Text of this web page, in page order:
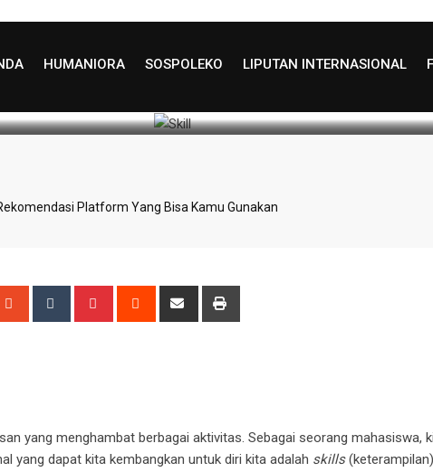
HUMANIORA SOSPOLEKO LIPUTAN INTERNASIONAL
Platform Yang Bisa Kamu Gunakan
yang menghambat berbagai aktivitas. Sebagai seorang mahasiswa,
yang dapat kita kembangkan untuk diri kita adalah skills